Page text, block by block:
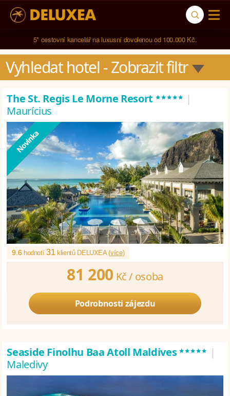
5* cestovní kancelář na luxusní dovolenou od 100.000 Kč.
Vyhledat hotel - Zobrazit filtr
The St. Regis Le Morne Resort ***** |
Maurícius
9.6 hodnotí31 klientů DELUXEA (více)
81 200 Kč / osoba
Podrobnosti zájezdu
Seaside Finolhu Baa Atoll Maldives***** |
Maledivy